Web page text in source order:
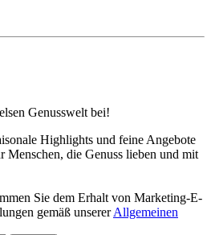
Genusswelt bei!
Highlights und feine Angebote
Menschen, die Genuss lieben und mit
Sie dem Erhalt von Marketing-E-
gemäß unsererAllgemeinen